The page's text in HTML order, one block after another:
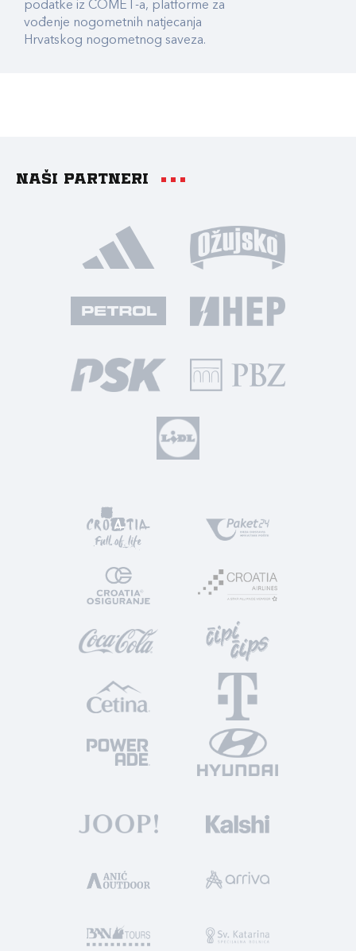
podatke iz COMET-a, platforme za
vođenje nogometnih natjecanja
Hrvatskog nogometnog saveza.
Naši partneri